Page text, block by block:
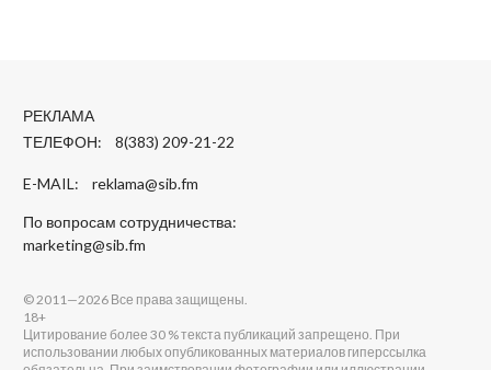
РЕКЛАМА
ТЕЛЕФОН: 8(383) 209-21-22
E-MAIL: reklama@sib.fm
По вопросам сотрудничества:
marketing@sib.fm
© 2011—2026 Все права защищены.
18+
Цитирование более 30 % текста публикаций запрещено. При
использовании любых опубликованных материалов гиперссылка